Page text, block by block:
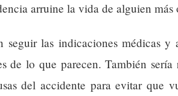
arruine la vida de alguien más
seguir las indicaciones médicas y
de lo que parecen. También
del accidente para evitar que